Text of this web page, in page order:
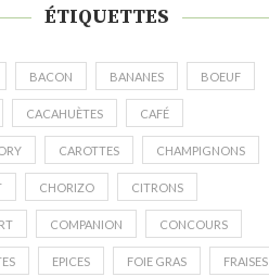
ÉTIQUETTES
BACON BANANES BOEUF
CACAHUÈTES CAFÉ
CAROTTES CHAMPIGNONS
CHORIZO CITRONS
COMPANION CONCOURS
EPICES FOIE GRAS FRAISES